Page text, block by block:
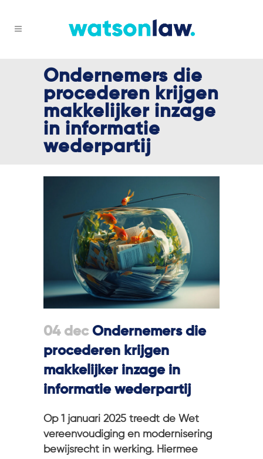
Ondernemers die
procederen krijgen
makkelijker inzage
in informatie
wederpartij
04 decOndernemers die
procederen krijgen
makkelijker inzage in
informatie wederpartij
Op 1 januari 2025 treedt de Wet
vereenvoudiging en modernisering
bewijsrecht in werking. Hiermee